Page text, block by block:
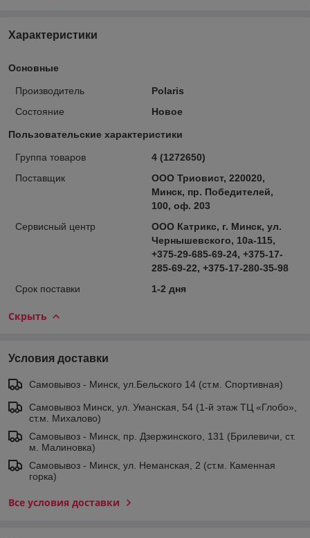
Характеристики
Основные
Производитель
Polaris
Состояние
Новое
Пользовательские характеристики
Группа товаров
4 (1272650)
Поставщик
ООО Триовист, 220020,
Минск, пр. Победителей,
100, оф. 203
Сервисный центр
ООО Катрикс, г. Минск, ул.
Чернышевского, 10а-115,
+375-29-685-69-24, +375-17-
285-69-22, +375-17-280-35-98
Срок поставки
1-2 дня
Скрыть
Условия доставки
Самовывоз - Минск, ул.Бельского 14 (ст.м. Спортивная)
Самовывоз Минск, ул. Уманская, 54 (1-й этаж ТЦ «Глобо»,
ст.м. Михалово)
Самовывоз - Минск, пр. Дзержинского, 131 (Брилевичи, ст.
м. Малиновка)
Самовывоз - Минск, ул. Неманская, 2 (ст.м. Каменная
горка)
Все условия доставки